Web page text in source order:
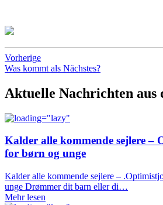
Vorherige
Was kommt als Nächstes?
Aktuelle Nachrichten aus
Kalder alle kommende sejlere –
for børn og unge
Kalder alle kommende sejlere –
unge Drømmer dit barn eller di…
Mehr lesen